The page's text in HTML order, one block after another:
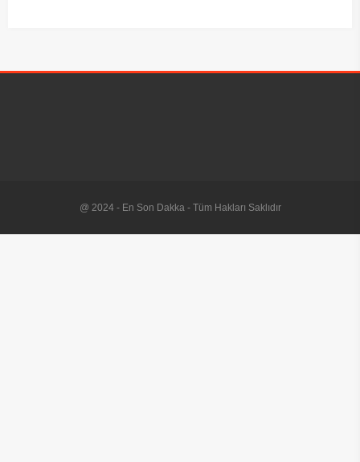
@ 2024 - En Son Dakka - Tüm Hakları Saklıdır